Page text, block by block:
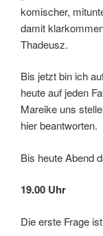
komischer,
damit
Thadeusz.
Bis jetzt bin ich
heute auf jeden
Mareike uns
hier beantworten.
Bis heute Abend
19.00 Uhr
Die erste Frage